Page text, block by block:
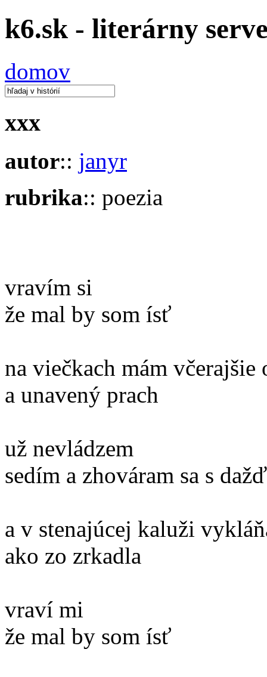
k6.sk - literárny
domov
xxx
autor:: janyr
rubrika:: poezia
vravím si
že mal by som ísť
na viečkach mám včerajšie
a unavený prach
už nevládzem
sedím a zhováram sa s
a v stenajúcej kaluži
ako zo zrkadla
vraví mi
že mal by som ísť